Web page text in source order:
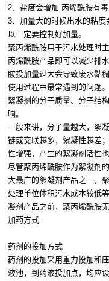
2、盐度会增加 丙烯酰胺有
3、加量大的时候出水的粘
以一定要控制好加量。
聚丙烯酰胺用于污水处理时
丙烯酰胺产品即可以减少排
胺投加量过大会导致废水黏
使用过程中最常遇到的问题。
絮凝剂的分子质量、分子结
响。
一般来讲，分子量越大，絮
链或交联越多，絮凝性越差
性增强，产生的絮凝剂活性也
尽管聚丙烯酰胺作为絮凝剂
大最广的絮凝剂产品之一，
处理单位体积污水成本较低
凝剂产品之前，聚丙烯酰胺
加药方式
药剂的投加方式
药剂的投加采用重力投加和
液池，到药液投加点，均应